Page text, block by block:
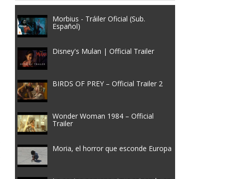
Morbius - Tráiler Oficial (Sub.
Español)
Disney's Mulan | Official Trailer
BIRDS OF PREY – Official Trailer 2
Wonder Woman 1984 – Official
Trailer
Moria, el horror que esconde Europa